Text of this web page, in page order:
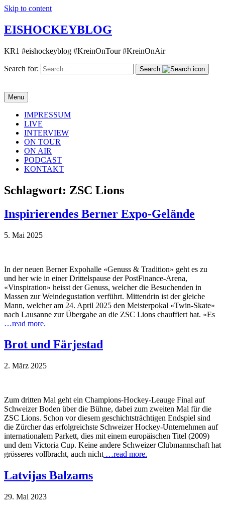
Skip to content
EISHOCKEYBLOG
KR1 #eishockeyblog #KreinOnTour #KreinOnAir
Search for: Search
Menu
IMPRESSUM
LIVE
INTERVIEW
ON TOUR
ON AIR
PODCAST
KONTAKT
Schlagwort: ZSC Lions
Inspirierendes Berner Expo-Gelände
5. Mai 2025
In der neuen Berner Expohalle «Genuss & Tradition» geht es zu
und her wie in einer Drittelspause der PostFinance-Arena,
«Vinspiration» heisst der Genuss, welcher die Besuchenden in
Massen zur Weindegustation verführt. Mittendrin ist der gleiche
Mann, welcher am 24. April 2025 den Meisterpokal «Twin-Skate»
nach Lausanne zur Übergabe an die ZSC Lions chauffiert hat. «Es
…read more.
Brot und Färjestad
2. März 2025
Zum dritten Mal geht ein Champions-Hockey-Leauge Final auf
Schweizer Boden über die Bühne, dabei zum zweiten Mal für die
ZSC Lions. Schon vor diesem geschichtsträchtigen Endspiel sind
die Zürcher das erfolgreichste Schweizer Hockey-Unternehmen auf
internationalem Parkett, dies mit einem europäischen Titel (2009)
und dem Victoria Cup. Keine andere Schweizer Clubmannschaft hat
grösseres vollbracht, auch nicht …read more.
Latvijas Balzams
29. Mai 2023